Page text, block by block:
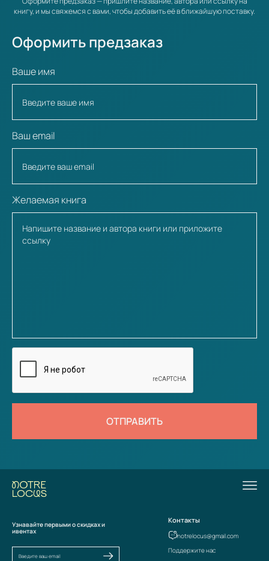
книгу, и мы свяжемся с вами, чтобы добавить её в ближайшую поставку.
Оформить предзаказ
Ваше имя
Ваш email
Желаемая книга
ОТПРАВИТЬ
Узнавайте первыми о скидках и
ивентах
Контакты
notrelocus@gmail.com
Поддержите нас